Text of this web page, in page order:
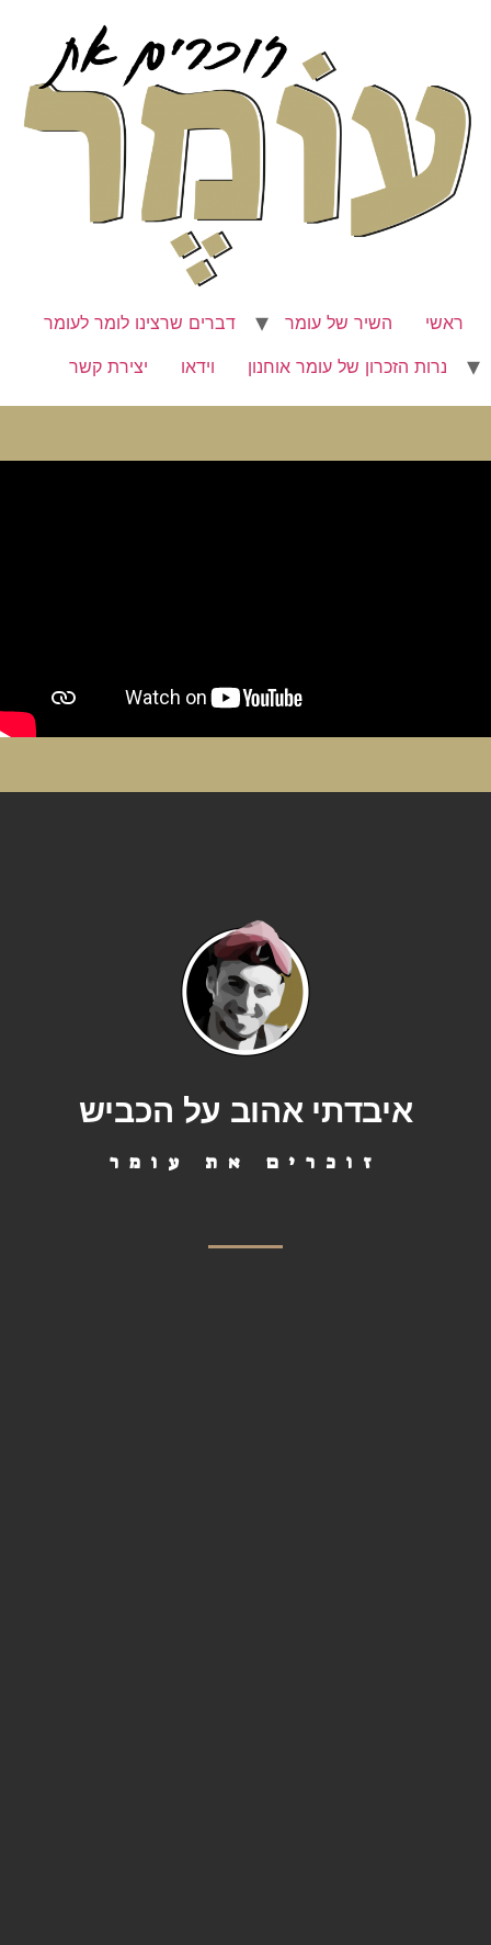
ראשי השיר של עומר
דברים שרצינו לומר לעומר
נרות הזכרון של עומר אוחנון
וידאו יצירת קשר
איבדתי אהוב על הכביש​
זוכרים את עומר